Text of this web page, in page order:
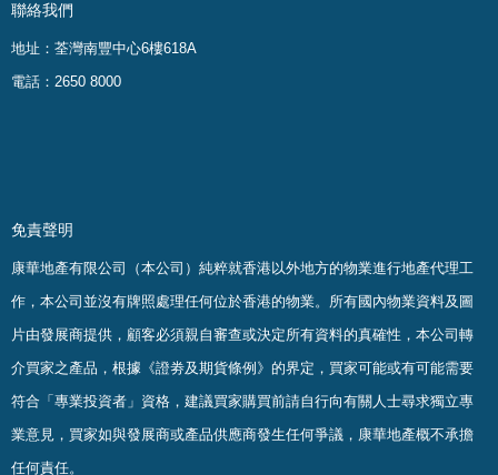
聯絡我們
地址：荃灣南豐中心6樓618A
電話：2650 8000
免責聲明
康華地產有限公司（本公司）純粹就香港以外地方的物業進行地產代理工
作，本公司並沒有牌照處理任何位於香港的物業。 所有國內物業資料及圖
片由發展商提供，顧客必須親自審查或決定所有資料的真確性 ， 本公司轉
介買家之產品，根據《證劵及期貨條例》的界定，買家可能或有可能需要
符合「專業投資者」資格，建議買家購買前請自行向有關人士尋求獨立專
業意見，買家如與發展商或產品供應商發生任何爭議，康華地產概不承擔
任何責任。